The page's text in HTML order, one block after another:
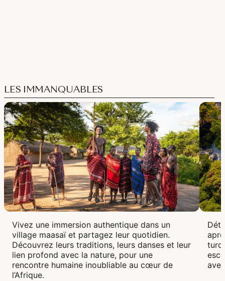
LES IMMANQUABLES
Vivez une immersion authentique dans un
village maasaï et partagez leur quotidien.
Découvrez leurs traditions, leurs danses et leur
lien profond avec la nature, pour une
rencontre humaine inoubliable au cœur de
l’Afrique.